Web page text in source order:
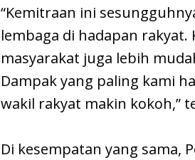
“Kemitraan ini
lembaga di hadapan
masyarakat juga lebih
Dampak yang paling kami
wakil rakyat makin kokoh,”
Di kesempatan yang sama,